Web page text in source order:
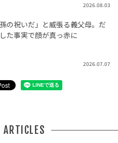
2026.08.03
孫の祝いだ」と威張る義父母。だ
た事実で顔が真っ赤に
2026.07.07
ARTICLES